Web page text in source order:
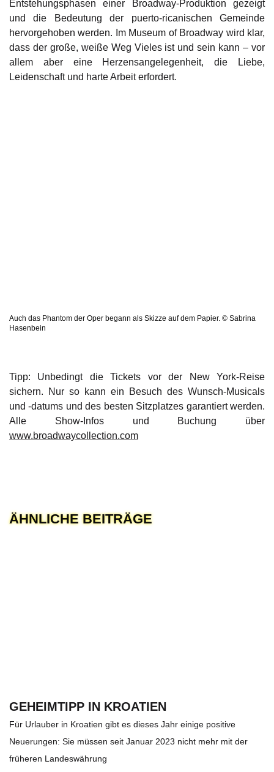
Entstehungsphasen einer Broadway-Produktion gezeigt
und die Bedeutung der puerto-ricanischen Gemeinde
hervorgehoben werden. Im Museum of Broadway wird klar,
dass der große, weiße Weg Vieles ist und sein kann – vor
allem aber eine Herzensangelegenheit, die Liebe,
Leidenschaft und harte Arbeit erfordert.
Auch das Phantom der Oper begann als Skizze auf dem Papier. © Sabrina
Hasenbein
Tipp: Unbedingt die Tickets vor der New York-Reise
sichern. Nur so kann ein Besuch des Wunsch-Musicals
und -datums und des besten Sitzplatzes garantiert werden.
Alle Show-Infos und Buchung über
www.broadwaycollection.com
ÄHNLICHE BEITRÄGE
GEHEIMTIPP IN KROATIEN
Für Urlauber in Kroatien gibt es dieses Jahr einige positive
Neuerungen: Sie müssen seit Januar 2023 nicht mehr mit der
früheren Landeswährung